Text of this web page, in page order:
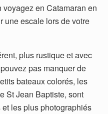
en Catamaran en
une escale lors de votre
plus rustique et avec
pas manquer de
bateaux colorés, les
St Jean Baptiste, sont
les plus photographiés